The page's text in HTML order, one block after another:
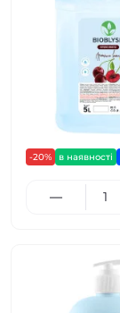
-20% в наявності